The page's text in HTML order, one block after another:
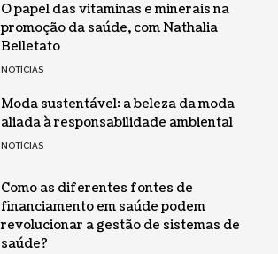
O papel das vitaminas e minerais na
promoção da saúde, com Nathalia
Belletato
NOTÍCIAS
Moda sustentável: a beleza da moda
aliada à responsabilidade ambiental
NOTÍCIAS
Como as diferentes fontes de
financiamento em saúde podem
revolucionar a gestão de sistemas de
saúde?